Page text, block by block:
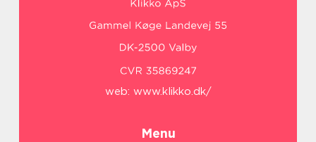
web: www.klikko.dk/
Menu